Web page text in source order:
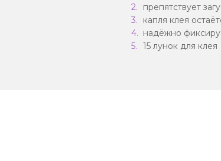
препятствует
капля клея
надёжно
15 лунок для клея